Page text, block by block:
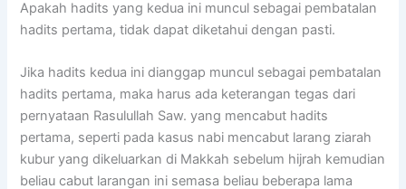
Apakah hadits yang kedua ini muncul sebagai pembatalan
hadits pertama, tidak dapat diketahui dengan pasti.
Jika hadits kedua ini dianggap muncul sebagai pembatalan
hadits pertama, maka harus ada keterangan tegas dari
pernyataan Rasulullah Saw. yang mencabut hadits
pertama, seperti pada kasus nabi mencabut larang ziarah
kubur yang dikeluarkan di Makkah sebelum hijrah kemudian
beliau cabut larangan ini semasa beliau beberapa lama